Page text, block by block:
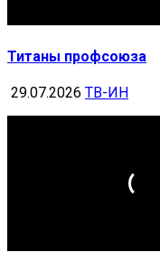
Титаны профсоюза
29.07.2026 ТВ-ИН